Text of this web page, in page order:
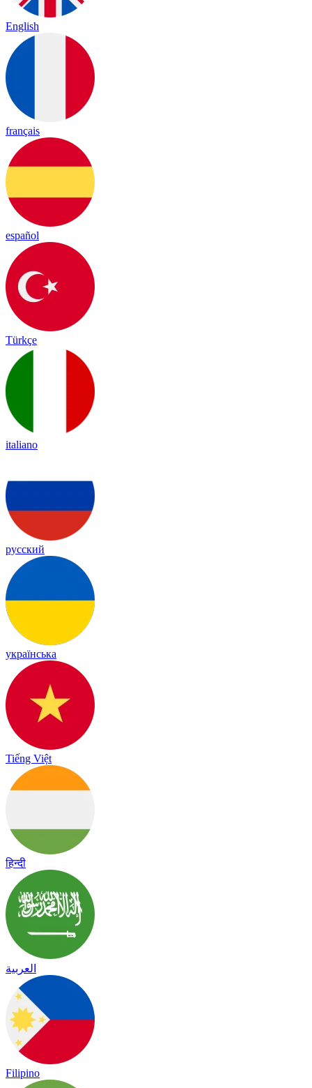
English
français
español
Türkçe
italiano
русский
українська
Tiếng Việt
हिन्दी
العربية
Filipino